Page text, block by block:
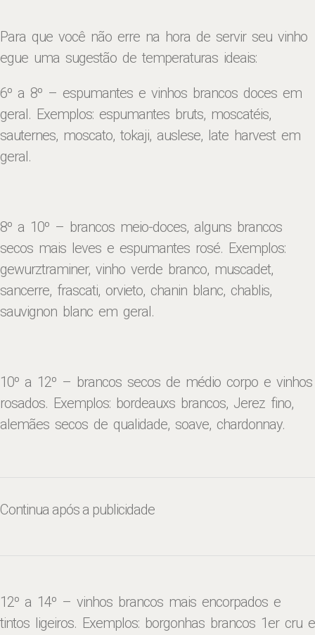
Para que você não erre na hora de servir seu vinho
egue uma sugestão de temperaturas ideais:
6º a 8º – espumantes e vinhos brancos doces em
geral. Exemplos: espumantes bruts, moscatéis,
sauternes, moscato, tokaji, auslese, late harvest em
geral.
8º a 10º – brancos meio-doces, alguns brancos
secos mais leves e espumantes rosé. Exemplos:
gewurztraminer, vinho verde branco, muscadet,
sancerre, frascati, orvieto, chanin blanc, chablis,
sauvignon blanc em geral.
10º a 12º – brancos secos de médio corpo e vinhos
rosados. Exemplos: bordeauxs brancos, Jerez fino,
alemães secos de qualidade, soave, chardonnay.
Continua após a publicidade
12º a 14º – vinhos brancos mais encorpados e
tintos ligeiros. Exemplos: borgonhas brancos 1er cru e